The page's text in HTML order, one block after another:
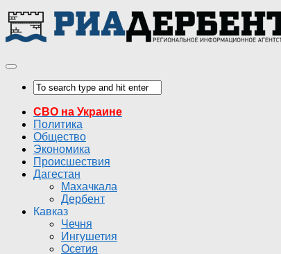
СВО на Украине
Политика
Общество
Экономика
Происшествия
Дагестан
Махачкала
Дербент
Кавказ
Чечня
Ингушетия
Осетия